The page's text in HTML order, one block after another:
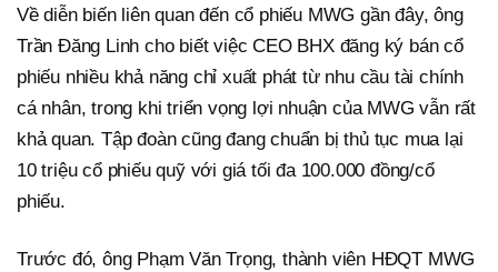
Về diễn biến liên quan đến cổ phiếu MWG gần đây, ông
Trần Đăng Linh cho biết việc CEO BHX đăng ký bán cổ
phiếu nhiều khả năng chỉ xuất phát từ nhu cầu tài chính
cá nhân, trong khi triển vọng lợi nhuận của MWG vẫn rất
khả quan. Tập đoàn cũng đang chuẩn bị thủ tục mua lại
10 triệu cổ phiếu quỹ với giá tối đa 100.000 đồng/cổ
phiếu.
Trước đó, ông Phạm Văn Trọng, thành viên HĐQT MWG